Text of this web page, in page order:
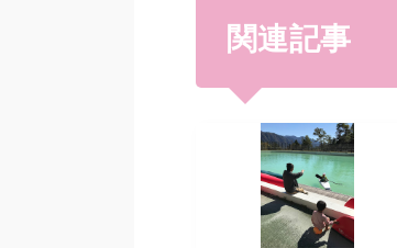
関連記事